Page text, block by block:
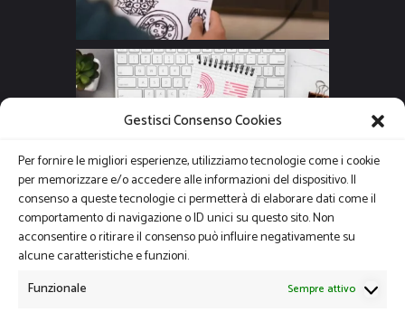
Gestisci Consenso Cookies
Per fornire le migliori esperienze, utilizziamo tecnologie come i cookie
per memorizzare e/o accedere alle informazioni del dispositivo. Il
consenso a queste tecnologie ci permetterà di elaborare dati come il
comportamento di navigazione o ID unici su questo sito. Non
acconsentire o ritirare il consenso può influire negativamente su
alcune caratteristiche e funzioni.
Funzionale
Sempre attivo